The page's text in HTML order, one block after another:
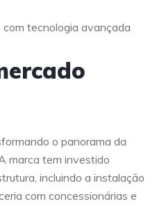
com tecnologia avançada
o panorama da
marca tem investido
incluindo a instalação
com concessionárias e